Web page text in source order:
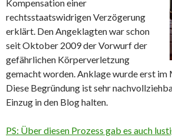
Kompensation einer
rechtsstaatswidrigen Verzögerung
erklärt. Den Angeklagten war schon
seit Oktober 2009 der Vorwurf der
gefährlichen Körperverletzung
gemacht worden. Anklage wurde erst im
Diese Begründung ist sehr
Einzug in den Blog halten.
PS: Über diesen Prozess gab es auch